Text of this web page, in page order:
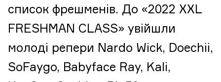
список фрешменів. До «2022 XXL
FRESHMAN CLASS» увійшли
молоді репери Nardo Wick, Doechii,
SoFaygo, Babyface Ray, Kali,